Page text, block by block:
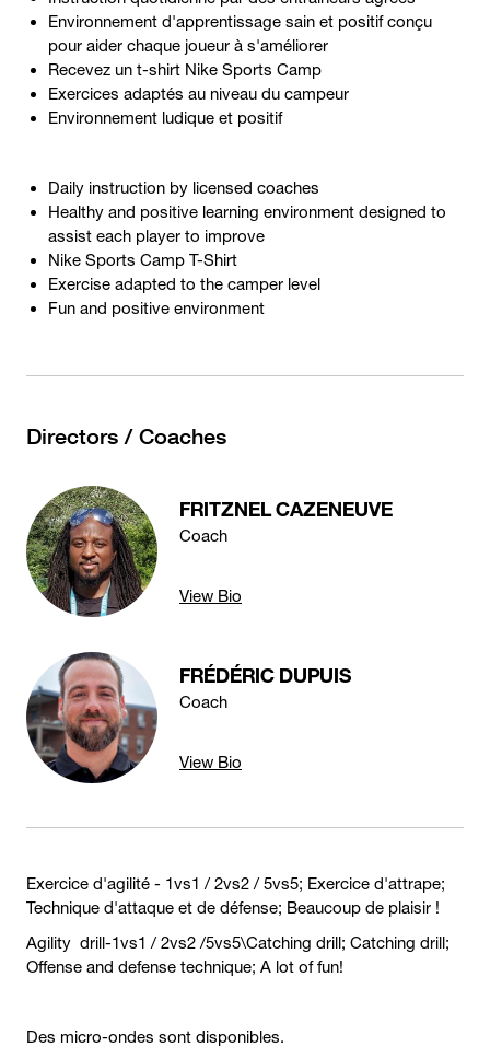
Environnement d'apprentissage sain et positif conçu
pour aider chaque joueur à s'améliorer
Recevez un t-shirt Nike Sports Camp
Exercices adaptés au niveau du campeur
Environnement ludique et positif
Daily instruction by licensed coaches
Healthy and positive learning environment designed to
assist each player to improve
Nike Sports Camp T-Shirt
Exercise adapted to the camper level
Fun and positive environment
Directors / Coaches
FRITZNEL CAZENEUVE
Coach
View Bio
FRÉDÉRIC DUPUIS
Coach
View Bio
Exercice d'agilité - 1vs1 / 2vs2 / 5vs5; Exercice d'attrape;
Technique d'attaque et de défense; Beaucoup de plaisir !
Agility drill-1vs1 / 2vs2 /5vs5\Catching drill; Catching drill;
Offense and defense technique; A lot of fun!
Des micro-ondes sont disponibles.